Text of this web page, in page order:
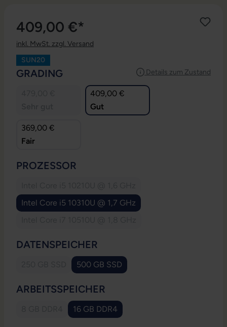
409,00 €*
inkl. MwSt. zzgl. Versand
SUN20
Details zum Zustand
GRADING
409,00 €
Gut
369,00 €
Fair
PROZESSOR
Intel Core i5 10310U @ 1,7 GHz
(Diese Option ist zurzeit nicht verfügbar.)
DATENSPEICHER
(Diese Option ist zurzeit nicht verfügbar.)
500 GB SSD
(Diese Option ist zurzeit nicht
ARBEITSSPEICHER
(Diese Option ist zurzeit nicht verfügbar.)
16 GB DDR4
(Diese Option ist zurzeit nicht verfügbar.)